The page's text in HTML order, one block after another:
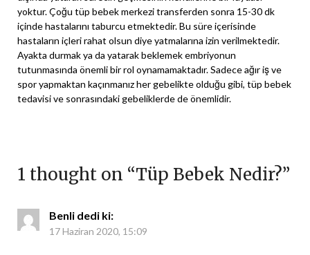
yoktur. Çoğu tüp bebek merkezi transferden sonra 15-30 dk
içinde hastalarını taburcu etmektedir. Bu süre içerisinde
hastaların içleri rahat olsun diye yatmalarına izin verilmektedir.
Ayakta durmak ya da yatarak beklemek embriyonun
tutunmasında önemli bir rol oynamamaktadır. Sadece ağır iş ve
spor yapmaktan kaçınmanız her gebelikte olduğu gibi, tüp bebek
tedavisi ve sonrasındaki gebeliklerde de önemlidir.
1 thought on “Tüp Bebek Nedir?”
Benli dedi ki:
17 Haziran 2020, 15:09